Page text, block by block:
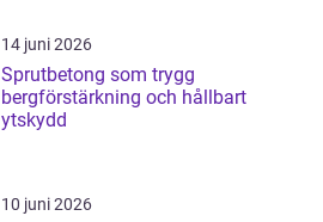
14 juni 2026
Sprutbetong som trygg
bergförstärkning och hållbart
ytskydd
10 juni 2026